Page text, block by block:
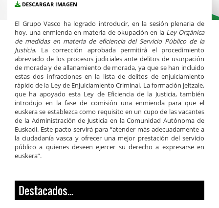
DESCARGAR IMAGEN
El Grupo Vasco ha logrado introducir, en la sesión plenaria de
hoy, una enmienda en materia de okupación en la Ley Orgánica
de medidas en materia de eficiencia del Servicio Público de la
Justicia. La corrección aprobada permitirá el procedimiento
abreviado de los procesos judiciales ante delitos de usurpación
de morada y de allanamiento de morada, ya que se han incluido
estas dos infracciones en la lista de delitos de enjuiciamiento
rápido de la Ley de Enjuiciamiento Criminal. La formación jeltzale,
que ha apoyado esta Ley de Eficiencia de la Justicia, también
introdujo en la fase de comisión una enmienda para que el
euskera se establezca como requisito en un cupo de las vacantes
de la Administración de Justicia en la Comunidad Autónoma de
Euskadi. Este pacto servirá para “atender más adecuadamente a
la ciudadanía vasca y ofrecer una mejor prestación del servicio
público a quienes deseen ejercer su derecho a expresarse en
euskera”.
Destacados...